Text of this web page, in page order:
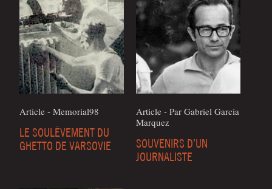
Article - Memorial98
LE SOULÈVEMENT DU
GHETTO DE VARSOVIE
Article - Par Gabriel Gar­cia
Marquez
SOUVENIRS D’UN
JOURNALISTE